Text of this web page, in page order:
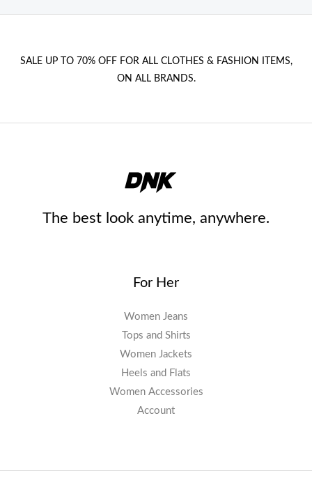
SALE UP TO 70% OFF FOR ALL CLOTHES & FASHION ITEMS,
ON ALL BRANDS.
The best look anytime, anywhere.
For Her
Women Jeans
Tops and Shirts
Women Jackets
Heels and Flats
Women Accessories
Account